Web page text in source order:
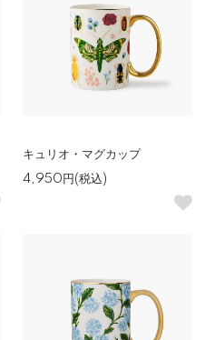
キュリオ・マグカップ
4,950円(税込)